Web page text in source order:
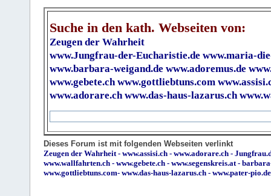
Suche in den kath. Webseiten von:
Zeugen der Wahrheit
www.Jungfrau-der-Eucharistie.de www.maria-
www.barbara-weigand.de www.adoremus.de
www.gebete.ch www.gottliebtuns.com
www.adorare.ch www.das-haus-lazarus.ch
Dieses Forum ist mit folgenden Webseiten verlinkt
Zeugen der Wahrheit- www.assisi.ch - www.adorare.ch -
www.wallfahrten.ch - www.gebete.ch - www.segenskreis.at-
www.gottliebtuns.com- www.das-haus-lazarus.ch - www.pater-pio.de